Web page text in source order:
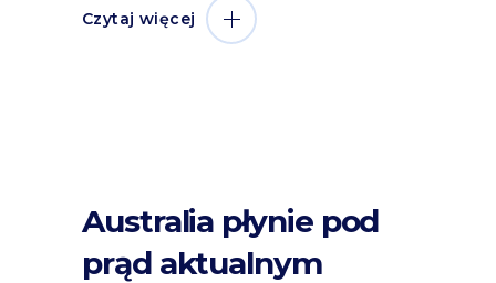
Czytaj więcej
Australia płynie pod
prąd aktualnym